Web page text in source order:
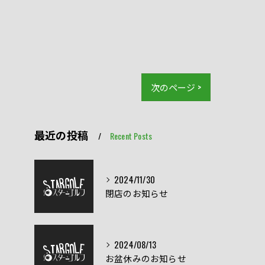
次のページ >
最近の投稿 Recent Posts
2024/11/30
閉店のお知らせ
2024/08/13
お盆休みのお知らせ